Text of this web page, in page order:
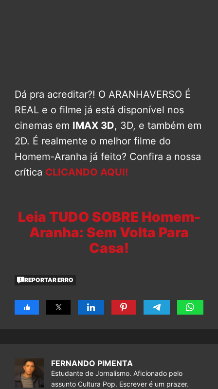
Dá pra acreditar?! O ARANHAVERSO É
REAL e o filme já está disponível nos
cinemas em IMAX 3D, 3D, e também em
2D. É realmente o melhor filme do
Homem-Aranha já feito? Confira a nossa
crítica CLICANDO AQUI!
Leia TUDO SOBRE Homem-
Aranha: Sem Volta Para
Casa!
REPORTAR ERRO
FERNANDO PIMENTA
Estudante de Jornalismo. Aficionado pelo
assunto Cultura Pop. Escrever é um prazer.